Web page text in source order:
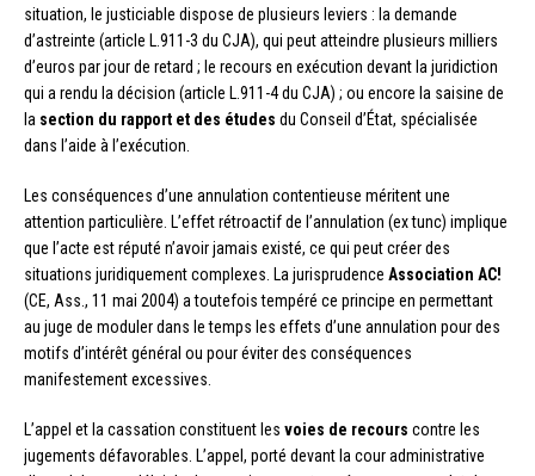
situation, le justiciable dispose de plusieurs leviers : la demande
d’astreinte (article L.911-3 du CJA), qui peut atteindre plusieurs milliers
d’euros par jour de retard ; le recours en exécution devant la juridiction
qui a rendu la décision (article L.911-4 du CJA) ; ou encore la saisine de
la section du rapport et des études du Conseil d’État, spécialisée
dans l’aide à l’exécution.
Les conséquences d’une annulation contentieuse méritent une
attention particulière. L’effet rétroactif de l’annulation (ex tunc) implique
que l’acte est réputé n’avoir jamais existé, ce qui peut créer des
situations juridiquement complexes. La jurisprudence Association AC!
(CE, Ass., 11 mai 2004) a toutefois tempéré ce principe en permettant
au juge de moduler dans le temps les effets d’une annulation pour des
motifs d’intérêt général ou pour éviter des conséquences
manifestement excessives.
L’appel et la cassation constituent les voies de recours contre les
jugements défavorables. L’appel, porté devant la cour administrative